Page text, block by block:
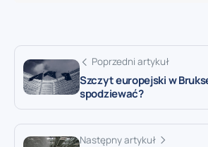
Poprzedni artykuł
Szczyt europejski w
spodziewać?
Następny artykuł